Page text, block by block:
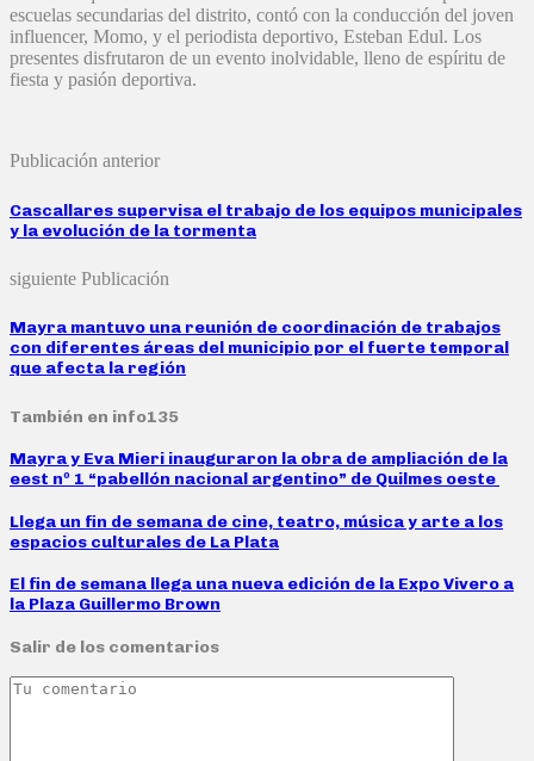
escuelas secundarias del distrito, contó con la conducción del joven
influencer, Momo, y el periodista deportivo, Esteban Edul. Los
presentes disfrutaron de un evento inolvidable, lleno de espíritu de
fiesta y pasión deportiva.
Publicación anterior
Cascallares supervisa el trabajo de los equipos municipales
y la evolución de la tormenta
siguiente Publicación
Mayra mantuvo una reunión de coordinación de trabajos
con diferentes áreas del municipio por el fuerte temporal
que afecta la región
También en info135
Mayra y Eva Mieri inauguraron la obra de ampliación de la
eest nº 1 “pabellón nacional argentino” de Quilmes oeste
Llega un fin de semana de cine, teatro, música y arte a los
espacios culturales de La Plata
El fin de semana llega una nueva edición de la Expo Vivero a
la Plaza Guillermo Brown
Salir de los comentarios